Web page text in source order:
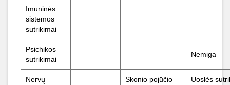
Imuninės
sistemos
sutrikimai
Psichikos
sutrikimai
Nemiga
Nervų
Skonio pojūčio
Uoslės